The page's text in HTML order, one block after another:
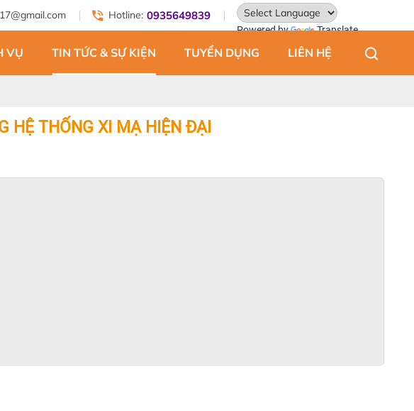
Hotline: 0935649839
Powered by Translate
VỤ TIN TỨC & SỰ KIỆN TUYỂN DỤNG LIÊN HỆ
HỆ THỐNG XI MẠ HIỆN ĐẠI